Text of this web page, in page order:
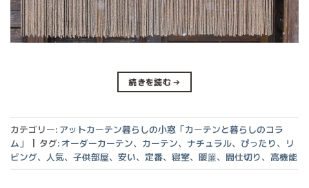
続きを読む→
カテゴリー: アットカーテン暮らしの小窓「カーテンと暮らしのコラ
ム」
| タグ: オーダーカーテン、 カーテン、 ナチュラル、 ぴったり、 リ
ビング、 人気、 子供部屋、 安い、 定番、 寝室、 暖簾、 間仕切り、 高機能